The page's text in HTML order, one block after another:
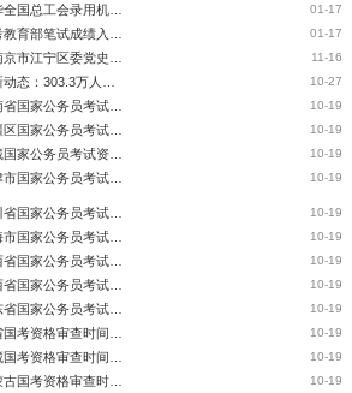
01-17
01-17
11-16
10-27
10-19
10-19
10-19
10-19
10-19
10-19
10-19
10-19
10-19
10-19
10-19
10-19